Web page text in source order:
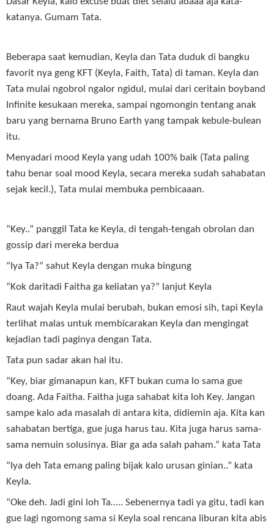
katanya. Gumam Tata.
Beberapa saat kemudian, Keyla dan Tata duduk di bangku
favorit nya geng KFT (Keyla, Faith, Tata) di taman. Keyla dan
Tata mulai ngobrol ngalor ngidul, mulai dari ceritain boyband
Infinite kesukaan mereka, sampai ngomongin tentang anak
baru yang bernama Bruno Earth yang tampak kebule-bulean
itu.
Menyadari mood Keyla yang udah 100% baik (Tata paling
tahu benar soal mood Keyla, secara mereka sudah sahabatan
sejak kecil.), Tata mulai membuka pembicaaan.
“Key..” panggil Tata ke Keyla, di tengah-tengah obrolan dan
gossip dari mereka berdua
“Iya Ta?” sahut Keyla dengan muka bingung
“Kok daritadi Faitha ga keliatan ya?” lanjut Keyla
Raut wajah Keyla mulai berubah, bukan emosi sih, tapi Keyla
terlihat malas untuk membicarakan Keyla dan mengingat
kejadian tadi paginya dengan Tata.
Tata pun sadar akan hal itu.
“Key, biar gimanapun kan, KFT bukan cuma lo sama gue
doang. Ada Faitha. Faitha juga sahabat kita loh Key. Jangan
sampe kalo ada masalah di antara kita, didiemin aja. Kita kan
sahabatan bertiga, gue juga harus tau. Kita juga harus sama-
sama nemuin solusinya. Biar ga ada salah paham.” kata Tata
“Iya deh Tata emang paling bijak kalo urusan ginian..” kata
Keyla.
“Oke deh. Jadi gini loh Ta….. Sebenernya tadi ya gitu, tadi kan
gue lagi ngomong sama si Keyla soal rencana liburan kita abis